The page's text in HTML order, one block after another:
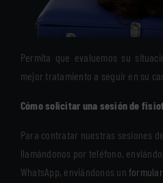
Permita que evaluemos su
mejor tratamiento a seguir en su
Cómo solicitar una sesión de
Para contratar nuestras sesiones
llamándonos por teléfono,
WhatsApp, enviándonos un